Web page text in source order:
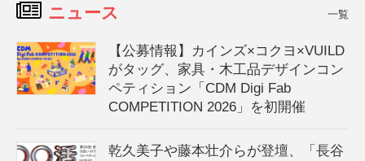
ニュース 一覧
【公募情報】カインズ×コクヨ×VUILD
がタッグ、家具・木工品デザインコン
ペティション「CDM Digi Fab
COMPETITION 2026」を初開催
乾久美子や藤本壮介らが登壇、「長谷